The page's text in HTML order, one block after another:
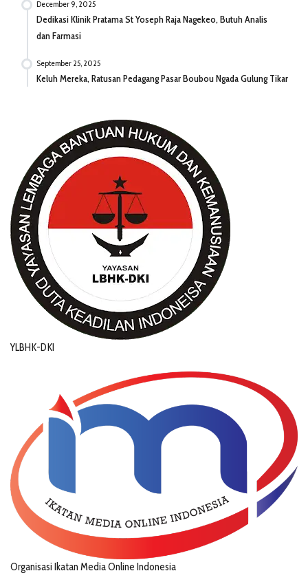
December 9, 2025
Dedikasi Klinik Pratama St Yoseph Raja Nagekeo, Butuh Analis
dan Farmasi
September 25, 2025
Keluh Mereka, Ratusan Pedagang Pasar Boubou Ngada Gulung Tikar
YLBHK-DKI
Organisasi Ikatan Media Online Indonesia